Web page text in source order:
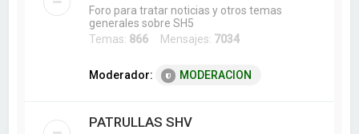
Foro para tratar noticias y otros temas
generales sobre SH5
Temas: 866 Mensajes: 7034
Moderador: MODERACION
PATRULLAS SHV